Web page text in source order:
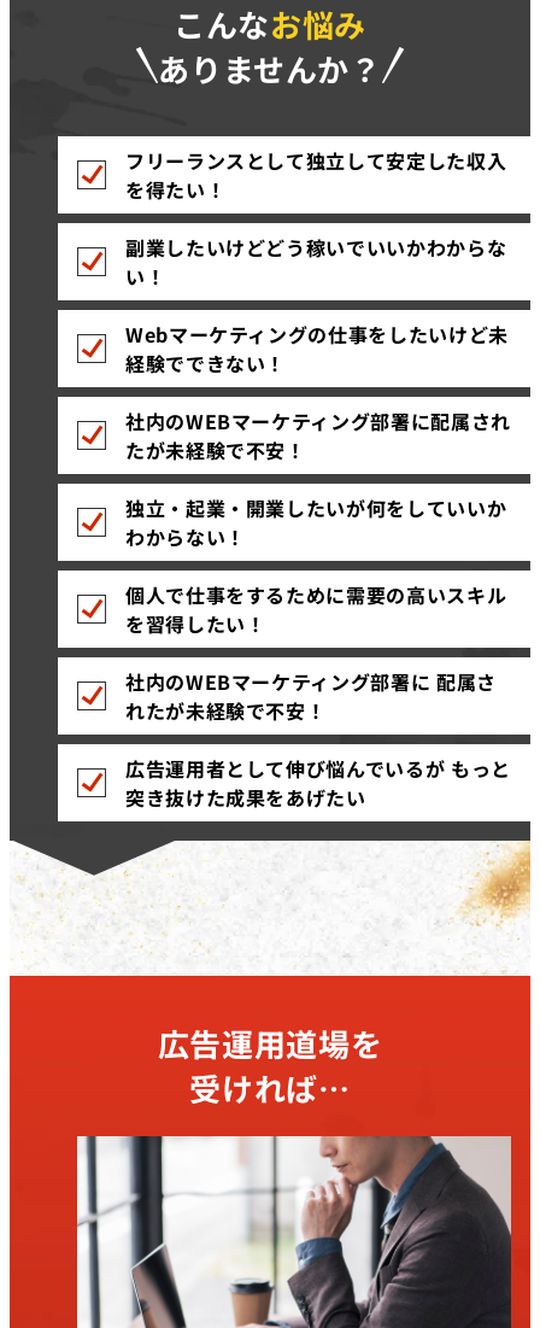
こんなお悩み
ありませんか？
フリーランスとして独立して安定した収入
を得たい！
副業したいけどどう稼いでいいかわからな
い！
Webマーケティングの仕事をしたいけど未
経験でできない！
社内のWEBマーケティング部署に配属され
たが未経験で不安！
独立・起業・開業したいが何をしていいか
わからない！
個人で仕事をするために需要の高いスキル
を習得したい！
社内のWEBマーケティング部署に 配属さ
れたが未経験で不安！
広告運用者として伸び悩んでいるが もっと
突き抜けた成果をあげたい
広告運用道場を
受ければ…